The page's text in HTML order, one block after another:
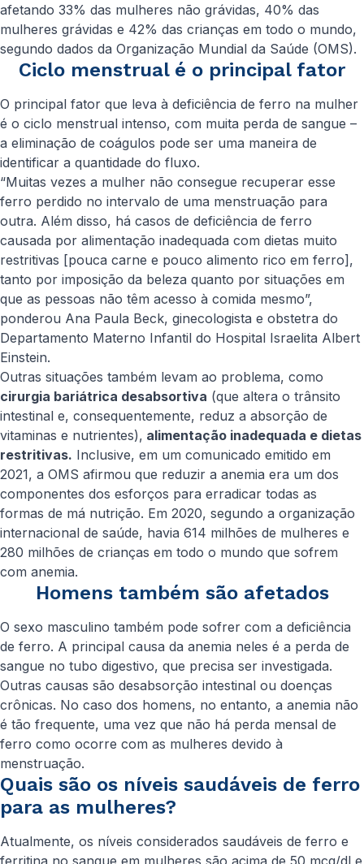
afetando 33% das mulheres não grávidas, 40% das
mulheres grávidas e 42% das crianças em todo o mundo,
segundo dados da Organização Mundial da Saúde (OMS).
Ciclo menstrual é o principal fator
O principal fator que leva à deficiência de ferro na mulher
é o ciclo menstrual intenso, com muita perda de sangue –
a eliminação de coágulos pode ser uma maneira de
identificar a quantidade do fluxo.
“Muitas vezes a mulher não consegue recuperar esse
ferro perdido no intervalo de uma menstruação para
outra. Além disso, há casos de deficiência de ferro
causada por alimentação inadequada com dietas muito
restritivas [pouca carne e pouco alimento rico em ferro],
tanto por imposição da beleza quanto por situações em
que as pessoas não têm acesso à comida mesmo”,
ponderou Ana Paula Beck, ginecologista e obstetra do
Departamento Materno Infantil do Hospital Israelita Albert
Einstein.
Outras situações também levam ao problema, como
cirurgia bariátrica desabsortiva (que altera o trânsito
intestinal e, consequentemente, reduz a absorção de
vitaminas e nutrientes), alimentação inadequada e dietas
restritivas. Inclusive, em um comunicado emitido em
2021, a OMS afirmou que reduzir a anemia era um dos
componentes dos esforços para erradicar todas as
formas de má nutrição. Em 2020, segundo a organização
internacional de saúde, havia 614 milhões de mulheres e
280 milhões de crianças em todo o mundo que sofrem
com anemia.
Homens também são afetados
O sexo masculino também pode sofrer com a deficiência
de ferro. A principal causa da anemia neles é a perda de
sangue no tubo digestivo, que precisa ser investigada.
Outras causas são desabsorção intestinal ou doenças
crônicas. No caso dos homens, no entanto, a anemia não
é tão frequente, uma vez que não há perda mensal de
ferro como ocorre com as mulheres devido à
menstruação.
Quais são os níveis saudáveis de ferro
para as mulheres?
Atualmente, os níveis considerados saudáveis de ferro e
ferritina no sangue em mulheres são acima de 50 mcg/dl e